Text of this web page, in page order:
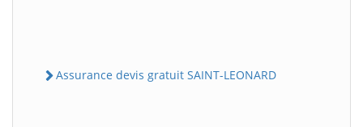
Assurance devis gratuit SAINT-LEONARD